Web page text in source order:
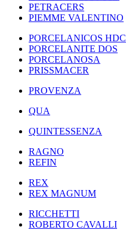
PETRACERS
PIEMME VALENTINO
PORCELANICOS HDC
PORCELANITE DOS
PORCELANOSA
PRISSMACER
PROVENZA
QUA
QUINTESSENZA
RAGNO
REFIN
REX
REX MAGNUM
RICCHETTI
ROBERTO CAVALLI